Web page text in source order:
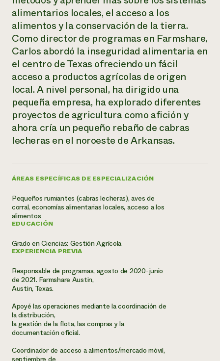
Informes anuales y financieros
Historias de impacto
Informe de
impacto 2024
LEER EL INFORME
Latinos en la agricultura
Sistemas alimentarios locales
Agricultura urbana
Las mujeres en la agricultura
Evento anual de reciclaje de productos electrónicos
Programa de descuentos de NorthWestern Energy
Servicios energéticos comerciales
Servicios energéticos residenciales
Centro de intercambio de información AgriSolar
Blog
Podcasts
Publicaciones
Cursos cortos
Vídeos
Oportunidades de financiación
Noticias
Buscar prácticas
1-800-346-
Asociaciones empresariales
Donaciones planificadas
Consultas de los medios de comunicación
Todos
contribuyen a la
resiliencia de la
ÁREAS ESPECÍFICAS DE ESPECIALIZACIÓN
Pequeños rumiantes (cabras lecheras), aves de
corral, economías alimentarias locales, acceso a los
alimentos
EDUCACIÓN
Grado en Ciencias: Gestión Agrícola
EXPERIENCIA PREVIA
Responsable de programas, agosto de 2020-junio
de 2021. Farmshare Austin,
Austin, Texas.
Apoyé las operaciones mediante la coordinación de
la distribución,
la gestión de la flota, las compras y la
documentación oficial.
Coordinador de acceso a alimentos/mercado móvil,
septiembre de
alimentarios locales, el acceso a los
alimentos y la conservación de la tierra.
Como director de programas en Farmshare,
Carlos abordó la inseguridad alimentaria en
el centro de Texas ofreciendo un fácil
acceso a productos agrícolas de origen
local. A nivel personal, ha dirigido una
pequeña empresa, ha explorado diferentes
proyectos de agricultura como afición y
ahora cría un pequeño rebaño de cabras
lecheras en el noroeste de Arkansas.